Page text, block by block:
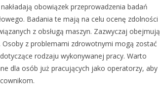
obowiązek przeprowadzenia badań
Badania te mają na celu ocenę zdolności
z obsługą maszyn. Zazwyczaj obejmują
z problemami zdrowotnymi mogą zostać
rodzaju wykonywanej pracy. Warto
dla osób już pracujących jako operatorzy, aby